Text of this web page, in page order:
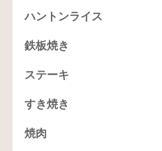
ハントンライス
鉄板焼き
ステーキ
すき焼き
焼肉